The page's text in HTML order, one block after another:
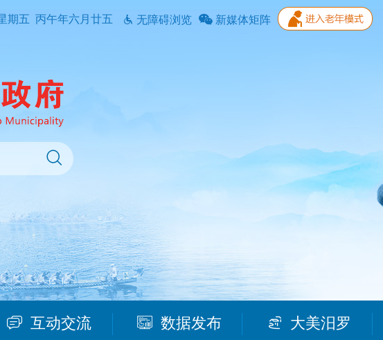
期五 丙午年六月廿五 无障碍浏览 新媒体矩阵
互动交流 数据发布 大美汨罗